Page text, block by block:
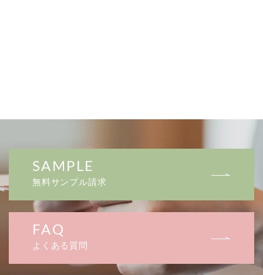
SAMPLE
無料サンプル請求
FAQ
よくある質問